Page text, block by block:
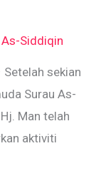
As-Siddiqin
sekian
Surau As-
Man telah
aktiviti